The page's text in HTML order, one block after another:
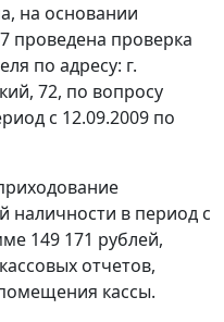
на основании
проведена проверка
по адресу: г.
72, по вопросу
с 12.09.2009 по
наличности в период с
149 171 рублей,
отчетов,
кассы.